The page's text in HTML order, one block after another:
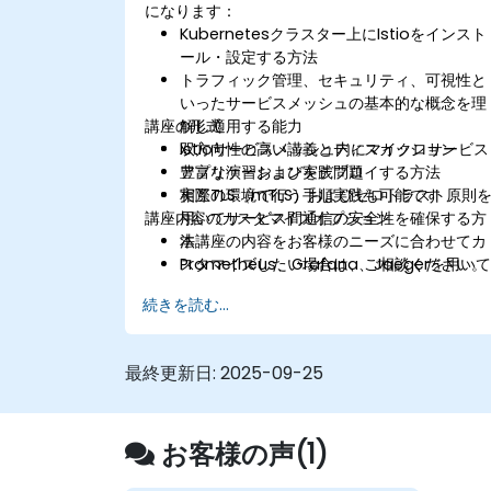
になります：
Kubernetesクラスター上にIstioをインスト
ール・設定する方法
トラフィック管理、セキュリティ、可視性と
いったサービスメッシュの基本的な概念を理
解し適用する能力
Istioサービスメッシュ内にマイクロサービス
アプリケーションをデプロイする方法
相互TLS（mTLS）およびゼロトラスト原則を
用いてサービス間通信の安全性を確保する方
法
Prometheus、Grafana、Jaegerを用いて
ューティングを行う技術
­Calicoとの連携により高度なネットワークポ
講座の形式
双方向性の高い講義とディスカッション
豊富な演習および実践問題
実際の環境で行う手順実践も可能です
講座内容のカスタマイズオプション
本講座の内容をお客様のニーズに合わせてカ
スタマイズしたい場合は、ご相談ください。
続きを読む...
最終更新日: 2025-09-25
お客様の声(1)